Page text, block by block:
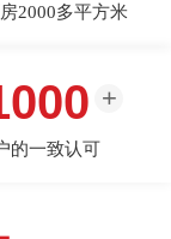
2000多平方米
的一致认可